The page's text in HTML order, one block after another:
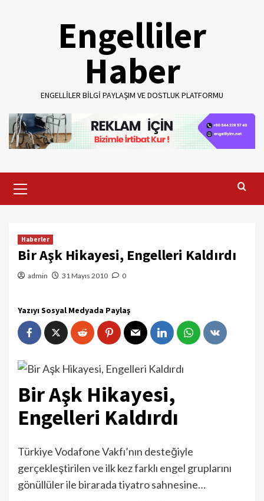
Engelliler
Haber
ENGELLILER BILGI PAYLAŞIM VE DOSTLUK PLATFORMU
Menu
Haberler
Bir Aşk Hikayesi, Engelleri Kaldırdı
admin 31 Mayıs 2010 0
Yazıyı Sosyal Medyada Paylaş
Bir Aşk Hikayesi,
Engelleri Kaldırdı
Türkiye Vodafone Vakfı’nın desteğiyle
gerçekleştirilen ve ilk kez farklı engel gruplarını
gönüllüler ile birarada tiyatro sahnesine…